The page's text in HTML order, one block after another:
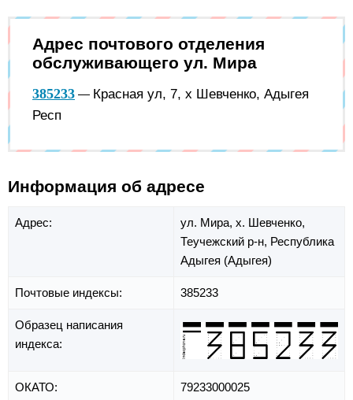
Адрес почтового отделения
обслуживающего ул. Мира
385233 — Красная ул, 7, х Шевченко, Адыгея
Респ
Информация об адресе
Адрес: ул. Мира, х. Шевченко,
Теучежский р-н, Республика
Адыгея (Адыгея)
Почтовые индексы: 385233
Образец написания
индекса:
ОКАТО: 79233000025